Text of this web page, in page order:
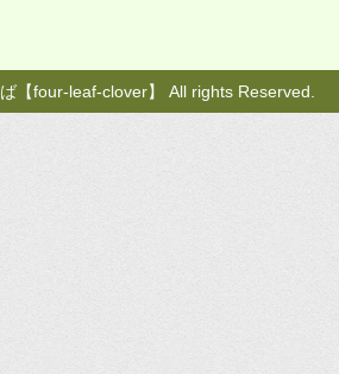
【four-leaf-clover】 All rights Reserved.